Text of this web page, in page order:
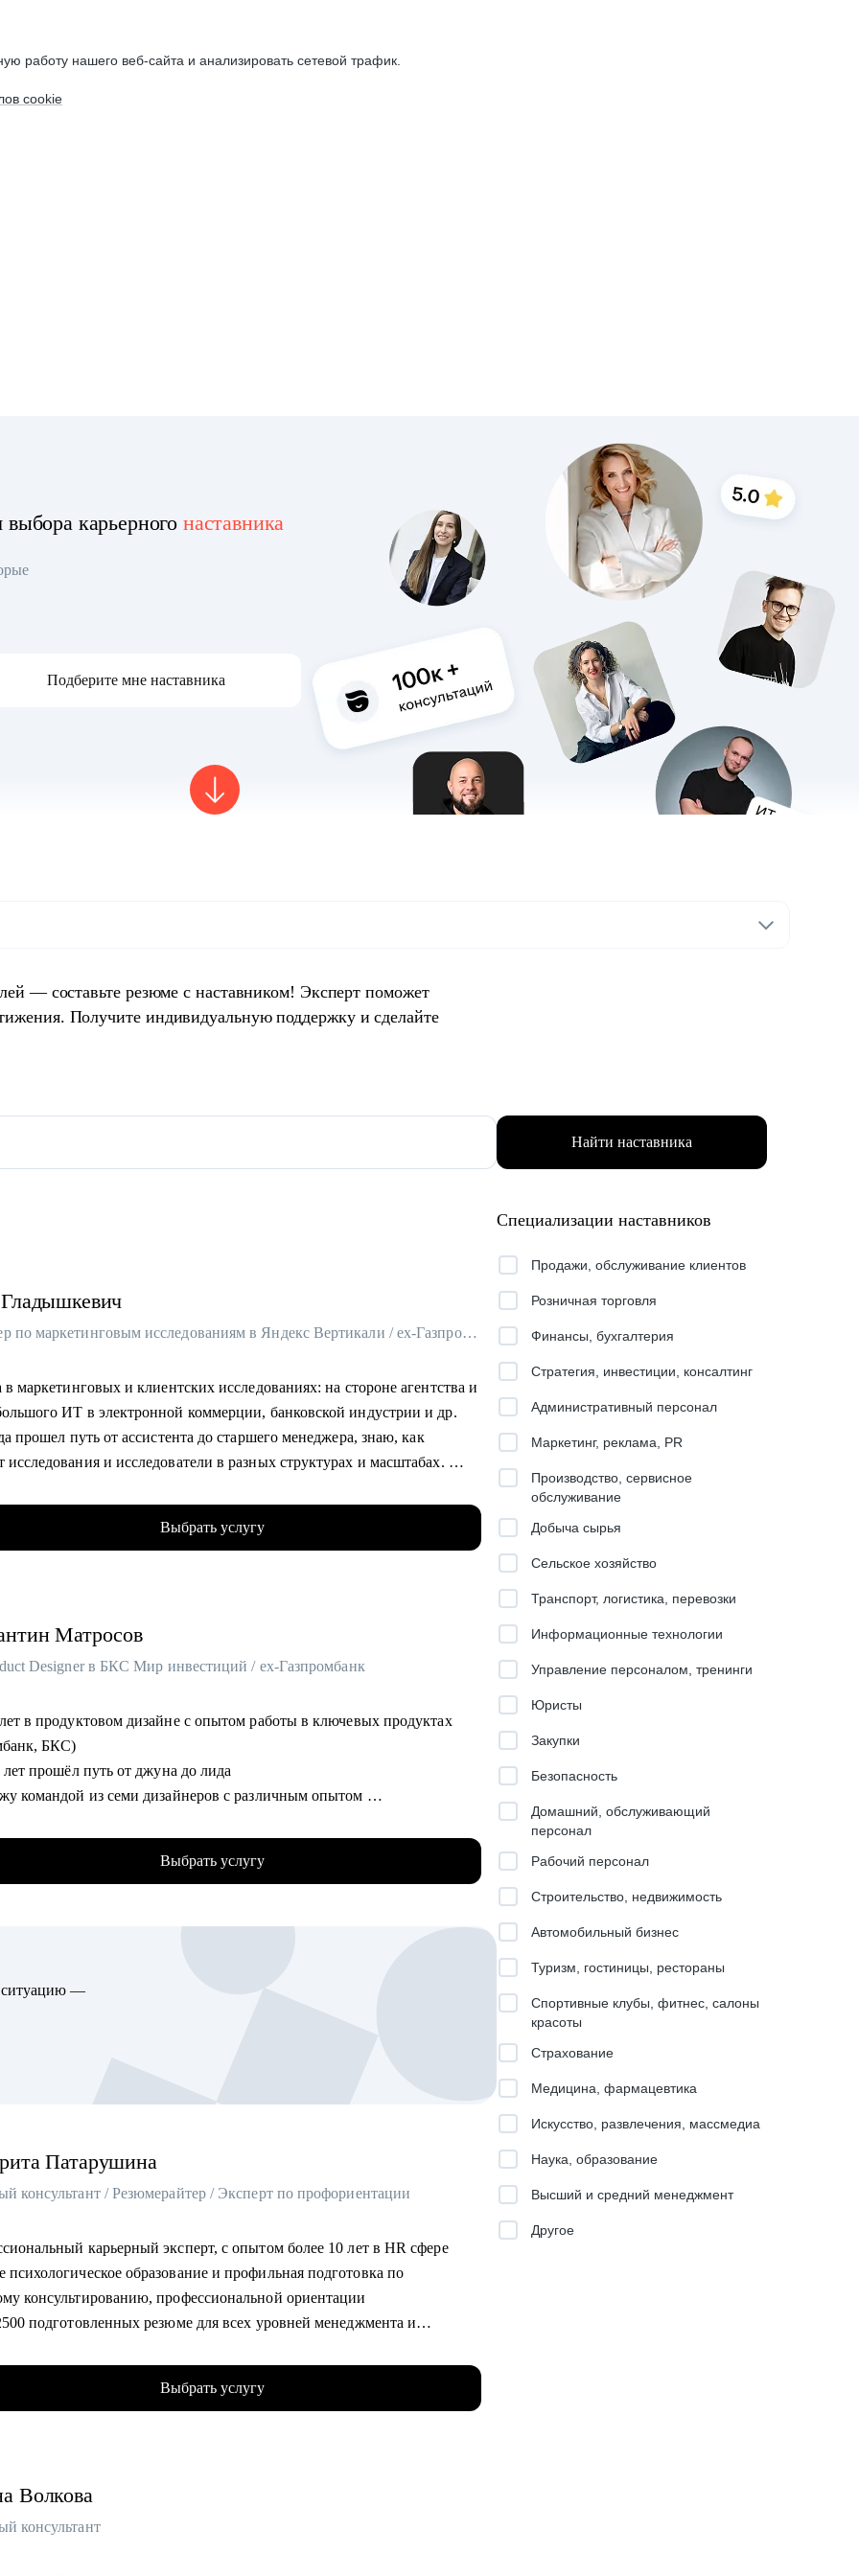
работу нашего веб-сайта и анализировать сетевой трафик.
cookie
карьерного наставника
Подберите мне наставника
— составьте резюме с наставником! Эксперт поможет
Получите индивидуальную поддержку и сделайте
Найти наставника
Гладышкевич
Менеджер по маркетинговым исследованиям в Яндекс Вертикали / ex-Газпромбанк, Яндекс Маркет, Joom
в маркетинговых и клиентских исследованиях: на стороне агентства и
ИТ в электронной коммерции, банковской индустрии и др.
прошел путь от ассистента до старшего менеджера, знаю, как
исследования и исследователи в разных структурах и масштабах.
до продукта.
занимаюсь внедрением ИИ в исследовательские процессы.
Франция, Южная Корея).
ваши навыки в контексте исследовательских позиций, помогу
специалистам – кто уже делает первые уверенные шаги в
Выбрать услугу
Матросов
Designer в БКС Мир инвестиций / ex-Газпромбанк
в продуктовом дизайне с опытом работы в ключевых продуктах
БКС)
лет прошёл путь от джуна до лида
командой из семи дизайнеров с различным опытом
год провел 200+ собеседований
и проанализировал 700+ резюме
что нужно, а чего не стоит говорить на собеседовании
Middle дизайнерам, которые устроились в крупную компанию
Выбрать услугу
ситуацию —
Патарушина
консультант / Резюмерайтер / Эксперт по профориентации
карьерный эксперт, с опытом более 10 лет в HR сфере
психологическое образование и профильная подготовка по
консультированию, профессиональной ориентации
подготовленных резюме для всех уровней менеджмента и
опыт профориентационной работы, помощи в смене карьерного
эффективное резюме и сопроводительное письмо, выделю и
Выбрать услугу
Волкова
консультант
Специализации наставников
Продажи, обслуживание клиентов
Розничная торговля
Финансы, бухгалтерия
Стратегия, инвестиции, консалтинг
Административный персонал
Маркетинг, реклама, PR
Производство, сервисное
обслуживание
Добыча сырья
Сельское хозяйство
Транспорт, логистика, перевозки
Информационные технологии
Управление персоналом, тренинги
Юристы
Закупки
Безопасность
Домашний, обслуживающий
персонал
Рабочий персонал
Строительство, недвижимость
Автомобильный бизнес
Туризм, гостиницы, рестораны
Спортивные клубы, фитнес, салоны
красоты
Страхование
Медицина, фармацевтика
Искусство, развлечения, массмедиа
Наука, образование
Высший и средний менеджмент
Другое